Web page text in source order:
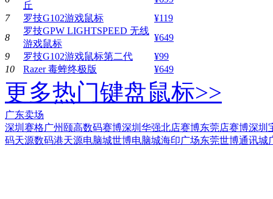
丘
7
罗技G102游戏鼠标
¥119
8
罗技GPW LIGHTSPEED 无线
游戏鼠标
¥649
9
罗技G102游戏鼠标第二代
¥99
10
Razer 毒蝰终极版 ¥649
更多热门键盘鼠标>>
广东卖场
深圳赛格广州颐高数码赛博深圳华强北店赛博东莞店赛博深圳
码天源数码港天源电脑城世博电脑城海印广场东莞世博通讯城